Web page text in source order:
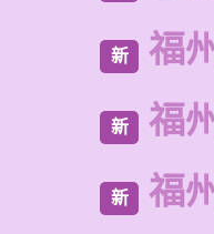
新 福
新 福
新 福